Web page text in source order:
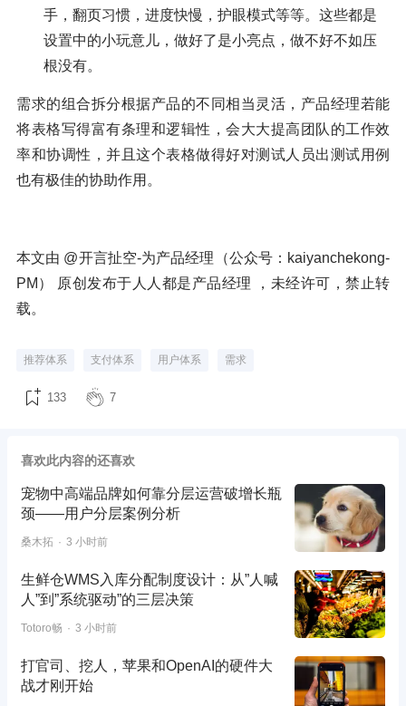
手，翻页习惯，进度快慢，护眼模式等等。这些都是
设置中的小玩意儿，做好了是小亮点，做不好不如压
根没有。
需求的组合拆分根据产品的不同相当灵活，产品经理若能
将表格写得富有条理和逻辑性，会大大提高团队的工作效
率和协调性，并且这个表格做得好对测试人员出测试用例
也有极佳的协助作用。
本文由 @开言扯空-为产品经理（公众号：kaiyanchekong-
PM） 原创发布于人人都是产品经理 ，未经许可，禁止转
载。
推荐体系 支付体系 用户体系 需求
133 7
喜欢此内容的还喜欢
宠物中高端品牌如何靠分层运营破增长瓶
颈——用户分层案例分析
桑木拓 3 小时前
生鲜仓WMS入库分配制度设计：从”人喊
人”到”系统驱动”的三层决策
Totoro畅 3 小时前
打官司、挖人，苹果和OpenAI的硬件大
战才刚开始